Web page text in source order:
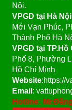
Nội.
VPGD tại Hà Nội
Mới Vạn Phúc,
Thành Phố Hà
VPGD tại TP.Hồ
Phố 8, Phường
Hồ Chí Minh
Website:https://
Email :
Hotline: